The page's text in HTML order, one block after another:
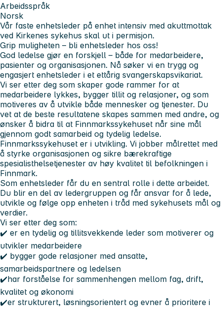
Arbeidsspråk
Norsk
Vår faste enhetsleder på enhet intensiv med akuttmottak
ved Kirkenes sykehus skal ut i permisjon.
Grip muligheten – bli enhetsleder hos oss!
God ledelse gjør en forskjell – både for medarbeidere,
pasienter og organisasjonen. Nå søker vi en trygg og
engasjert enhetsleder i et ettårig svangerskapsvikariat.
Vi ser etter deg som skaper gode rammer for at
medarbeidere lykkes, bygger tillit og relasjoner, og som
motiveres av å utvikle både mennesker og tjenester. Du
vet at de beste resultatene skapes sammen med andre, og
ønsker å bidra til at Finnmarkssykehuset når sine mål
gjennom godt samarbeid og tydelig ledelse.
Finnmarkssykehuset er i utvikling. Vi jobber målrettet med
å styrke organisasjonen og sikre bærekraftige
spesialisthelsetjenester av høy kvalitet til befolkningen i
Finnmark.
Som enhetsleder får du en sentral rolle i dette arbeidet.
Du blir en del av ledergruppen og får ansvar for å lede,
utvikle og følge opp enheten i tråd med sykehusets mål og
verdier.
Vi ser etter deg som:
✔️ er en tydelig og tillitsvekkende leder som motiverer og
utvikler medarbeidere
✔️ bygger gode relasjoner med ansatte,
samarbeidspartnere og ledelsen
✔️har forståelse for sammenhengen mellom fag, drift,
kvalitet og økonomi
✔️er strukturert, løsningsorientert og evner å prioritere i